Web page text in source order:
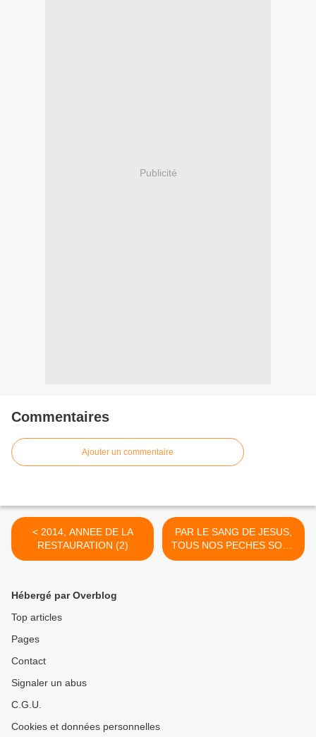
Publicité
Commentaires
Ajouter un commentaire
< 2014, ANNEE DE LA
RESTAURATION (2)
PAR LE SANG DE JESUS,
TOUS NOS PECHES SONT
PARDONNES >
Hébergé par Overblog
Top articles
Pages
Contact
Signaler un abus
C.G.U.
Cookies et données personnelles